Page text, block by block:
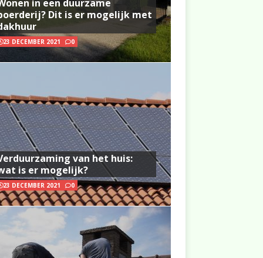
in een duurzame
Dit is er mogelijk met
23 DECEMBER 2021 0
van het huis:
is er mogelijk?
23 DECEMBER 2021 0